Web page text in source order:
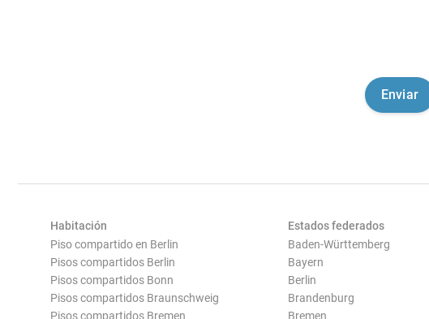
Habitación
Piso compartido en Berlin
Pisos compartidos Berlin
Pisos compartidos Bonn
Pisos compartidos Braunschweig
Pisos compartidos Bremen
Estados federados
Baden-Württemberg
Bayern
Berlin
Brandenburg
Bremen